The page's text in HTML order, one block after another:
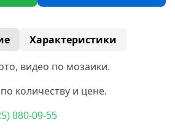
Характеристики
видео по мозаики.
количеству и цене.
) 880-09-55